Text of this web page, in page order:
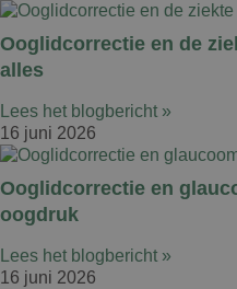
Ooglidcorrectie en de
alles
Lees het blogbericht »
16 juni 2026
Ooglidcorrectie en
oogdruk
Lees het blogbericht »
16 juni 2026